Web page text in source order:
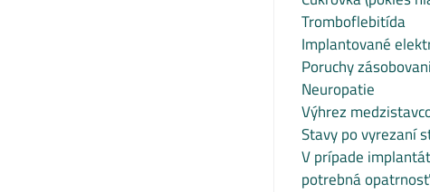
Tromboflebitída
Implantované
Poruchy
Neuropatie
Výhrez
Stavy po vyrezaní
V prípade
potrebná opatrnosť